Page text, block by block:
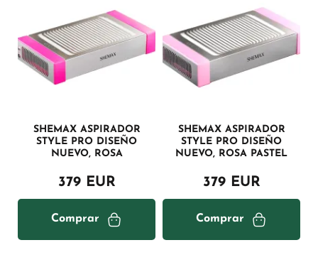
SHEMAX ASPIRADOR
STYLE PRO DISEÑO
NUEVO, ROSA
379 EUR
Comprar
SHEMAX ASPIRADOR
STYLE PRO DISEÑO
NUEVO, ROSA PASTEL
379 EUR
Comprar